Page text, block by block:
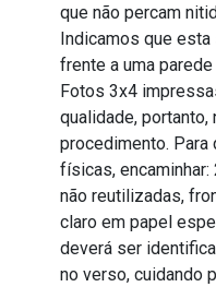
que não percam
Indicamos que
frente a uma
Fotos 3x4
qualidade,
procedimento.
físicas,
não reutilizadas,
claro em papel
deverá ser
no verso, cuidando